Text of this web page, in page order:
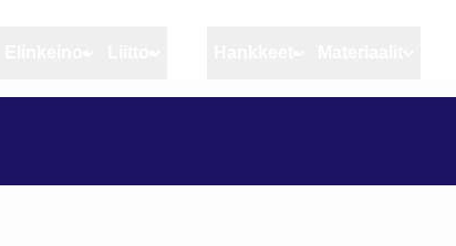
Artikkelit Elinkeino
Rannikko ja
Liitto
Liiton